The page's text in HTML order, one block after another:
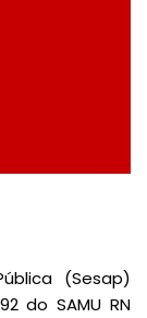
(Sesap)
do SAMU RN